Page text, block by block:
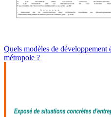
Quels modèles de développement
métropole ?